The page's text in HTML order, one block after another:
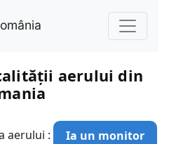
aerului din
aerului :
Ia un monitor